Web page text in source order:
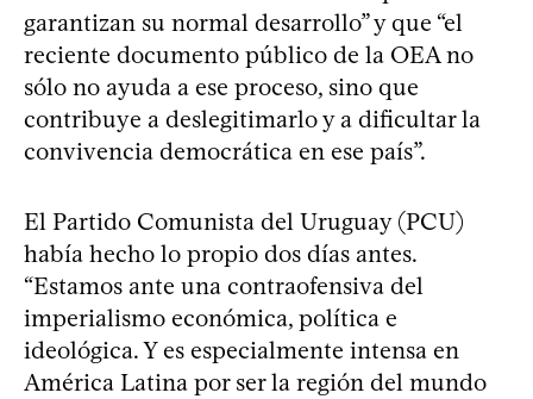
garantizan su normal desarrollo” y que “el
reciente documento público de la OEA no
sólo no ayuda a ese proceso, sino que
contribuye a deslegitimarlo y a dificultar la
convivencia democrática en ese país”.
El Partido Comunista del Uruguay (PCU)
había hecho lo propio dos días antes.
“Estamos ante una contraofensiva del
imperialismo económica, política e
ideológica. Y es especialmente intensa en
América Latina por ser la región del mundo